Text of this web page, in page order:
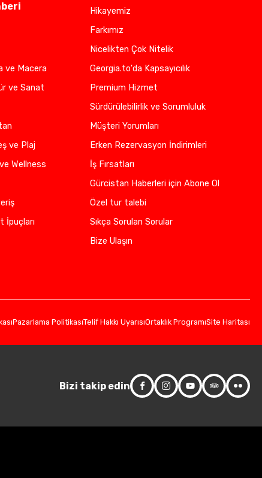
ve Macera
ve Sanat
ve Plaj
Wellness
İpuçları
Hikayemiz
Farkımız
Nicelikten Çok Nitelik
Georgia.to'da Kapsayıcılık
Premium Hizmet
Sürdürülebilirlik ve Sorumluluk
Müşteri Yorumları
Erken Rezervasyon İndirimleri
İş Fırsatları
Gürcistan Haberleri için Abone Ol
Özel tur talebi
Sıkça Sorulan Sorular
Bize Ulaşın
Pazarlama PolitikasıTelif Hakkı UyarısıOrtaklık ProgramıSite Haritası
Bizi takip edin